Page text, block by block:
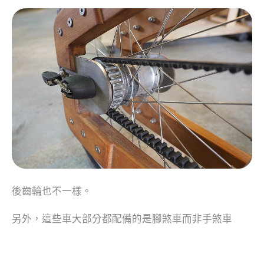
後齒輪也不一樣。
另外，這些車大部分都配備的是腳煞車而非手煞車